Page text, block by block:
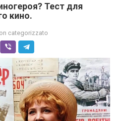
Тест для
кино.
categorizzato